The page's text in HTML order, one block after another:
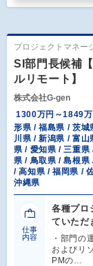
プロジェクトマネー
SI部門長候補
ルリモート】
株式会社G-gen
1300万円～1849万
形県 / 福島県 / 茨城
川県 / 新潟県 / 富
県 / 愛知県 / 三重
県 / 鳥取県 / 島根
/ 高知県 / 福岡県 /
沖縄県
仕事
内容
各種プロ
ていただ
・部門の
およびリ
PMの…